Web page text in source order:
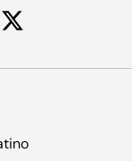
Twitter